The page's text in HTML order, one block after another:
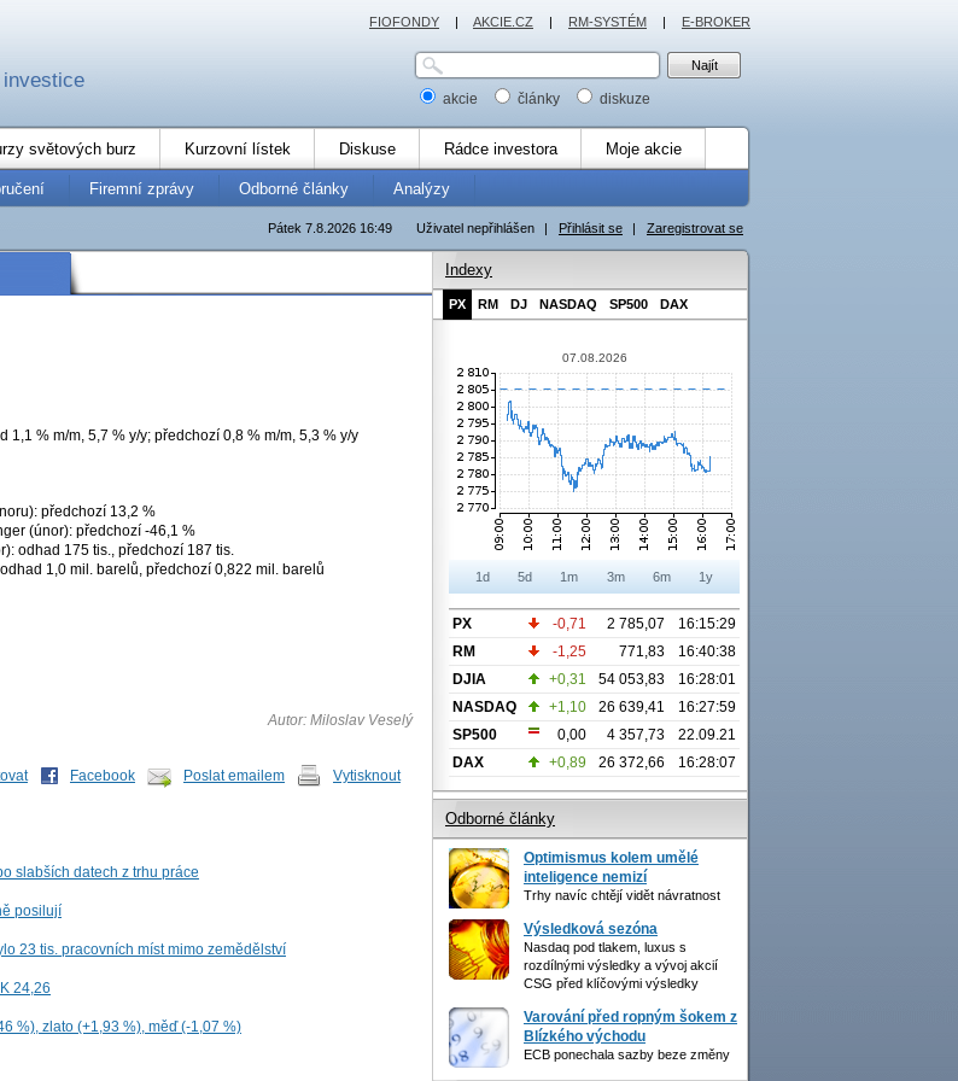
investice
akcie články diskuze
světových burz Kurzovní lístek Diskuse Rádce investora Moje akcie
Firemní zprávy Odborné články Analýzy
Uživatel nepřihlášen | Přihlásit se | Zaregistrovat se
Pátek 7.8.2026 16:49
1,1 % m/m, 5,7 % y/y; předchozí 0,8 % m/m, 5,3 % y/y
předchozí 13,2 %
(únor): předchozí -46,1 %
odhad 175 tis., předchozí 187 tis.
1,0 mil. barelů, předchozí 0,822 mil. barelů
Autor: Miloslav Veselý
Facebook Poslat emailem Vytisknout
slabších datech z trhu práce
posilují
23 tis. pracovních míst mimo zemědělství
24,26
%), zlato (+1,93 %), měď (-1,07 %)
Indexy
PX RM DJ NASDAQ SP500 DAX
07.08.2026
1d 5d 1m 3m 6m 1y
PX -0,71 2 785,07
16:15:29
RM
-1,25 771,83
16:40:38
DJIA
+0,31 54 053,83
16:28:01
NASDAQ
+1,10 26 639,41
16:27:59
SP500
0,00 4 357,73
22.09.21
DAX
+0,89 26 372,66 16:28:07
Odborné články
Optimismus kolem umělé
inteligence nemizí
Trhy navíc chtějí vidět návratnost
Výsledková sezóna
Nasdaq pod tlakem, luxus s
rozdílnými výsledky a vývoj akcií
CSG před klíčovými výsledky
Varování před ropným šokem z
Blízkého východu
ECB ponechala sazby beze změny
FIOFONDY | AKCIE.CZ | RM-SYSTÉM | E-BROKER